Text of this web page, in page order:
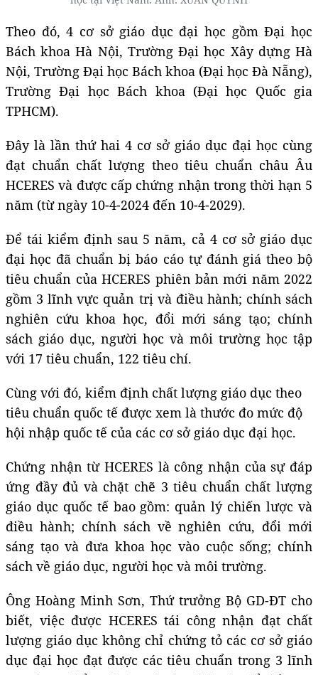
Theo đó, 4 cơ sở giáo dục đại học gồm Đại học
Bách khoa Hà Nội, Trường Đại học Xây dựng Hà
Nội, Trường Đại học Bách khoa (Đại học Đà Nẵng),
Trường Đại học Bách khoa (Đại học Quốc gia
TPHCM).
Đây là lần thứ hai 4 cơ sở giáo dục đại học cùng
đạt chuẩn chất lượng theo tiêu chuẩn châu Âu
HCERES và được cấp chứng nhận trong thời hạn 5
năm (từ ngày 10-4-2024 đến 10-4-2029).
Để tái kiểm định sau 5 năm, cả 4 cơ sở giáo dục
đại học đã chuẩn bị báo cáo tự đánh giá theo bộ
tiêu chuẩn của HCERES phiên bản mới năm 2022
gồm 3 lĩnh vực quản trị và điều hành; chính sách
nghiên cứu khoa học, đổi mới sáng tạo; chính
sách giáo dục, người học và môi trường học tập
với 17 tiêu chuẩn, 122 tiêu chí.
Cùng với đó, kiểm định chất lượng giáo dục theo
tiêu chuẩn quốc tế được xem là thước đo mức độ
hội nhập quốc tế của các cơ sở giáo dục đại học.
Chứng nhận từ HCERES là công nhận của sự đáp
ứng đầy đủ và chặt chẽ 3 tiêu chuẩn chất lượng
giáo dục quốc tế bao gồm: quản lý chiến lược và
điều hành; chính sách về nghiên cứu, đổi mới
sáng tạo và đưa khoa học vào cuộc sống; chính
sách về giáo dục, người học và môi trường.
Ông Hoàng Minh Sơn, Thứ trưởng Bộ GD-ĐT cho
biết, việc được HCERES tái công nhận đạt chất
lượng giáo dục không chỉ chứng tỏ các cơ sở giáo
dục đại học đạt được các tiêu chuẩn trong 3 lĩnh